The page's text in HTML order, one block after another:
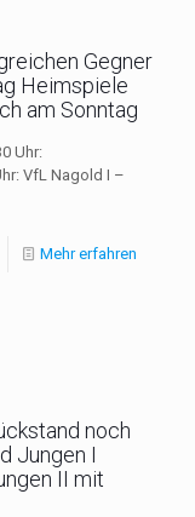
Gegner
Heimspiele
am Sonntag
Uhr:
VfL Nagold I –
Mehr erfahren
noch
Jungen I
II mit